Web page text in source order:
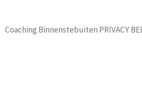
Coaching Binnenstebuiten PRIVACY